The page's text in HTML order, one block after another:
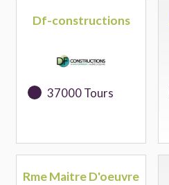
Df-constructions
37000 Tours
Rme Maitre D'oeuvre